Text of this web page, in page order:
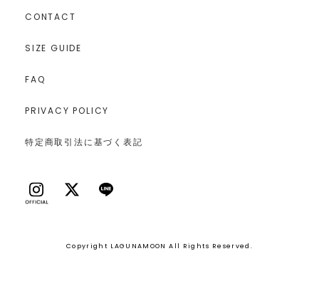
CONTACT
SIZE GUIDE
FAQ
PRIVACY POLICY
特定商取引法に基づく表記
Copyright LAGUNAMOON All Rights Reserved.